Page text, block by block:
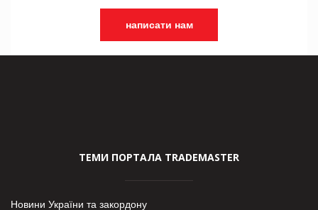
написати нам
ТЕМИ ПОРТАЛА TRADEMASTER
Новини України та закордону